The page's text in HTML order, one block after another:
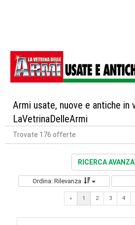
Armi usate, nuove e antiche in
LaVetrinaDelleArmi
Trovate 176 offerte
RICERCA
Ordina: Rilevanza
« 1 2 3 4